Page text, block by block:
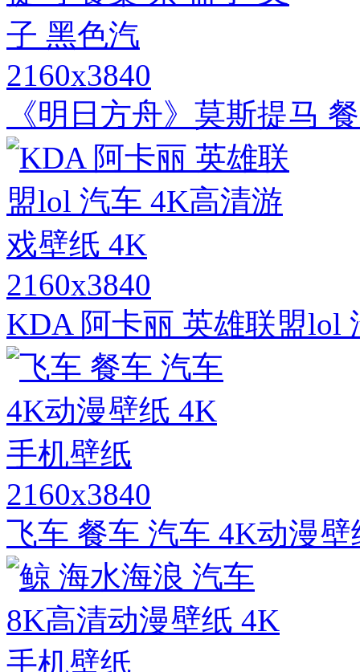
2160x3840
《明日方舟》莫斯提马
2160x3840
KDA 阿卡丽 英雄联盟lol
2160x3840
飞车 餐车 汽车 4K动漫